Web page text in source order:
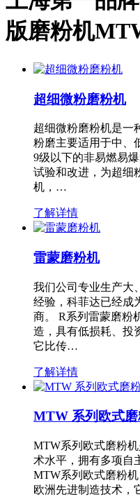
版磨粉机
超细微粉磨粉机
超细微粉磨粉机是一
粉磨主要适用于中、
9级以下的非易燃易
试验和改进，为超细
机，…
了解详情
雷蒙磨粉机
我们公司专业生产大
经验，科菲达已经成
商。 R系列雷蒙磨粉
造，具有低损耗、投
它比传…
了解详情
MTW 系列欧式
MTW系列欧式磨粉
术水平，拥有多项自
MTW系列欧式磨粉
欧洲先进制造技术，